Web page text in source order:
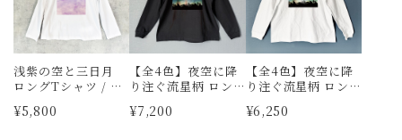
浅紫の空と三日月
ロングTシャツ / ロ
¥5,800
【全4色】夜空に降
り注ぐ流星柄 ロン
（BLACK） / ロンT
¥7,200
【全4色】夜空に降
り注ぐ流星柄 ロン
グTシャツ
（WHITE） / ロン
¥6,250